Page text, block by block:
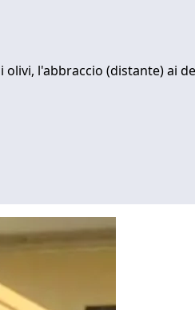
olivi, l'abbraccio (distante) ai